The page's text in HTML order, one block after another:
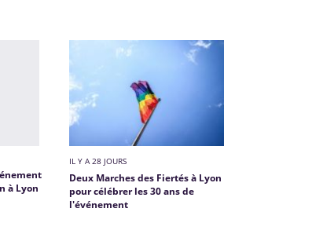
à Lyon
IL Y A 28 JOURS
Deux Marches des Fiertés à Lyon
pour célébrer les 30 ans de
l'événement